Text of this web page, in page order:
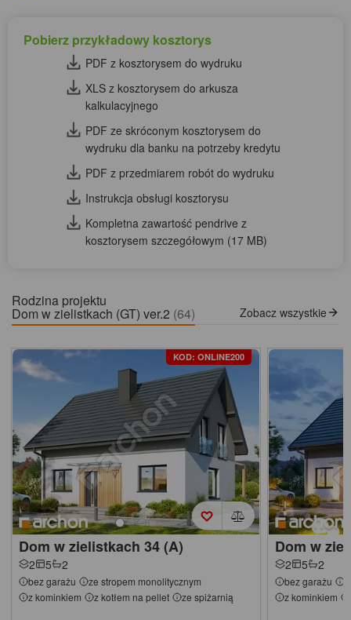
Pobierz przykładowy kosztorys
PDF z kosztorysem do wydruku
XLS z kosztorysem do arkusza
kalkulacyjnego
PDF ze skróconym kosztorysem do
wydruku dla banku na potrzeby kredytu
PDF z przedmiarem robót do wydruku
Instrukcja obsługi kosztorysu
Kompletna zawartość pendrive z
kosztorysem szczegółowym (17 MB)
Rodzina projektu
Dom w zielistkach (GT) ver.2 (64) Zobacz wszystkie
KOD: ONLINE200
Dom w zielistkach 34 (A)
2 5 2
bez garażu
ze stropem monolitycznym
z kominkiem
z kotłem na pellet ze spiżarnią
Dom w
2 5 2
bez garażu
z kominkiem